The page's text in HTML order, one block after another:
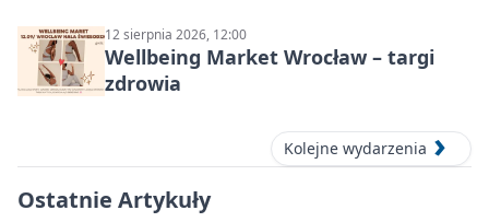
12 sierpnia 2026, 12:00
Wellbeing Market Wrocław – targi
zdrowia
Kolejne wydarzenia
Ostatnie Artykuły